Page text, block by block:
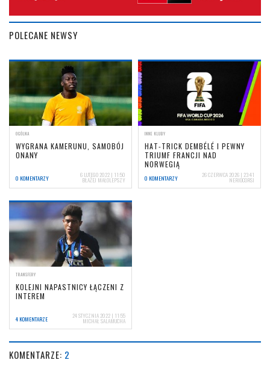
POLECANE NEWSY
OGÓLNA
WYGRANA KAMERUNU, SAMOBÓJ
ONANY
0 KOMENTARZY 6 LUTEGO 2022 | 11:50
BŁAŻEJ MAŁOLEPSZY
INNE KLUBY
HAT-TRICK DEMBÉLÉ I PEWNY
TRIUMF FRANCJI NAD
NORWEGIĄ
0 KOMENTARZY 26 CZERWCA 2026 | 23:41
NERIOCORSI
TRANSFERY
KOLEJNI NAPASTNICY ŁĄCZENI Z
INTEREM
4 KOMENTARZE 24 STYCZNIA 2022 | 11:55
MICHAŁ SALAMUCHA
KOMENTARZE: 2